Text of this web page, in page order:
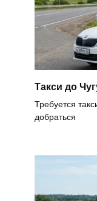
Такси до
Требуется
добраться